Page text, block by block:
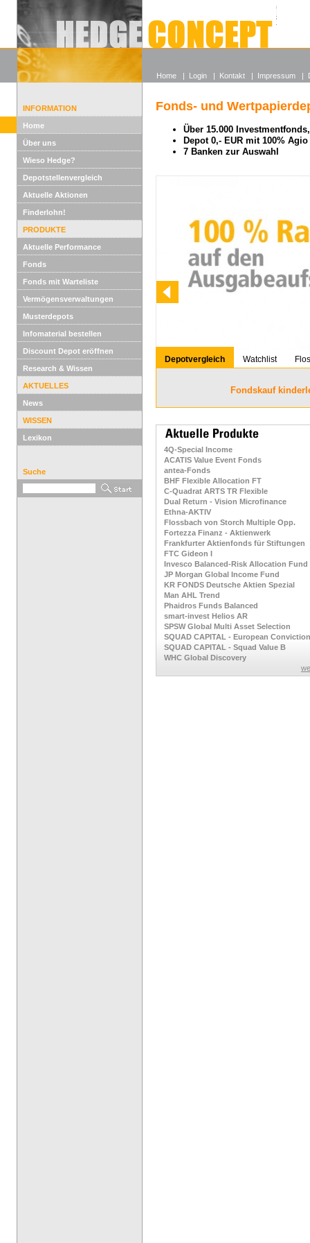
Alle
Wieso
INFORMATION
Home
Über uns
Wieso Hedge?
Depotstellenvergleich
Aktuelle Aktionen
Finderlohn!
PRODUKTE
Aktuelle Performance
Fonds
Fonds mit Warteliste
Vermögensverwaltungen
Musterdepots
Infomaterial bestellen
Discount Depot eröffnen
Research & Wissen
AKTUELLES
News
WISSEN
Lexikon
Suche
Fonds- und
Über 15.000
Depot 0,- EUR mit 100% Agio
7 Banken zur Auswahl
Depotvergleich Watchlist
Fondskauf
4Q-Special Income
ACATIS Value Event Fonds
antea-Fonds
BHF Flexible Allocation FT
C-Quadrat ARTS TR Flexible
Dual Return - Vision Microfinance
Ethna-AKTIV
Flossbach von Storch Multiple Opp.
Fortezza Finanz - Aktienwerk
Frankfurter Aktienfonds für Stiftungen
FTC Gideon I
Invesco Balanced-Risk Allocation Fund
JP Morgan Global Income Fund
KR FONDS Deutsche Aktien Spezial
Man AHL Trend
Phaidros Funds Balanced
smart-invest Helios AR
SPSW Global Multi Asset Selection
SQUAD CAPITAL - European
SQUAD CAPITAL - Squad Value B
WHC Global Discovery
Home | Login | Kontakt | Impressum |